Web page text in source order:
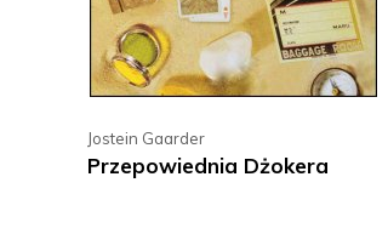
Jostein Gaarder
Przepowiednia Dżokera